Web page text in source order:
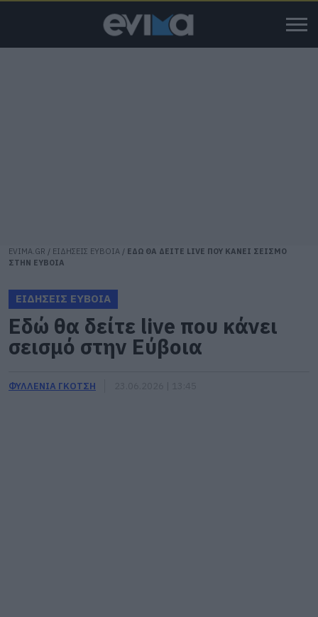
EVIMA.GR / ΕΙΔΗΣΕΙΣ ΕΥΒΟΙΑ / ΕΔΩ ΘΑ ΔΕΙΤΕ LIVE ΠΟΥ ΚΑΝΕΙ ΣΕΙΣΜΟ
ΣΤΗΝ ΕΥΒΟΙΑ
ΕΙΔΗΣΕΙΣ ΕΥΒΟΙΑ
Εδώ θα δείτε live που κάνει
σεισμό στην Εύβοια
ΦΥΛΛΕΝΙΑ ΓΚΟΤΣΗ